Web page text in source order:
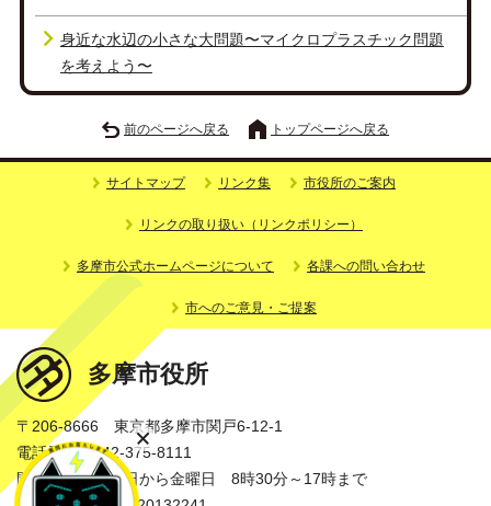
身近な水辺の小さな大問題〜マイクロプラスチック問題
を考えよう〜
前のページへ戻る トップページへ戻る
サイトマップ リンク集 市役所のご案内
リンクの取り扱い（リンクポリシー）
多摩市公式ホームページについて 各課への問い合わせ
市へのご意見・ご提案
多摩市役所
〒206-8666 東京都多摩市関戸6-12-1
電話番号：042-375-8111
開庁時間：月曜日から金曜日 8時30分～17時まで